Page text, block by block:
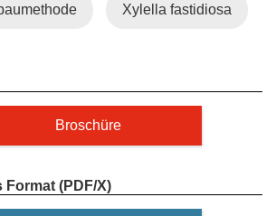
Xylella fastidiosa
Broschüre
(PDF/X)Download